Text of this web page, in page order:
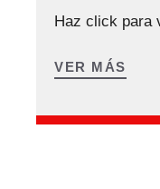
Haz click para
VER MÁS